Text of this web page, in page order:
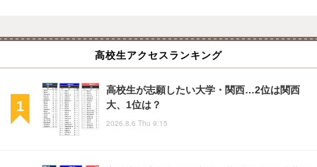
高校生アクセスランキング
高校生が志願したい大学・関西…2位は関西
大、1位は？
2026.8.6 Thu 9:15